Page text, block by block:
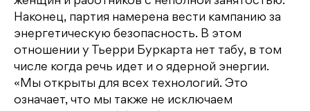
Наконец, партия намерена вести кампанию за
энергетическую безопасность. В этом
отношении у Тьерри Буркарта нет табу, в том
числе когда речь идет и о ядерной энергии.
«Мы открыты для всех технологий. Это
означает, что мы также не исключаем